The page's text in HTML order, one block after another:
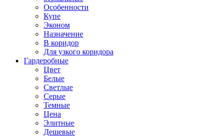
Особенности
Купе
Эконом
Назначение
В коридор
Для узкого коридора
Гардеробные
Цвет
Белые
Светлые
Серые
Темные
Цена
Элитные
Дешевые